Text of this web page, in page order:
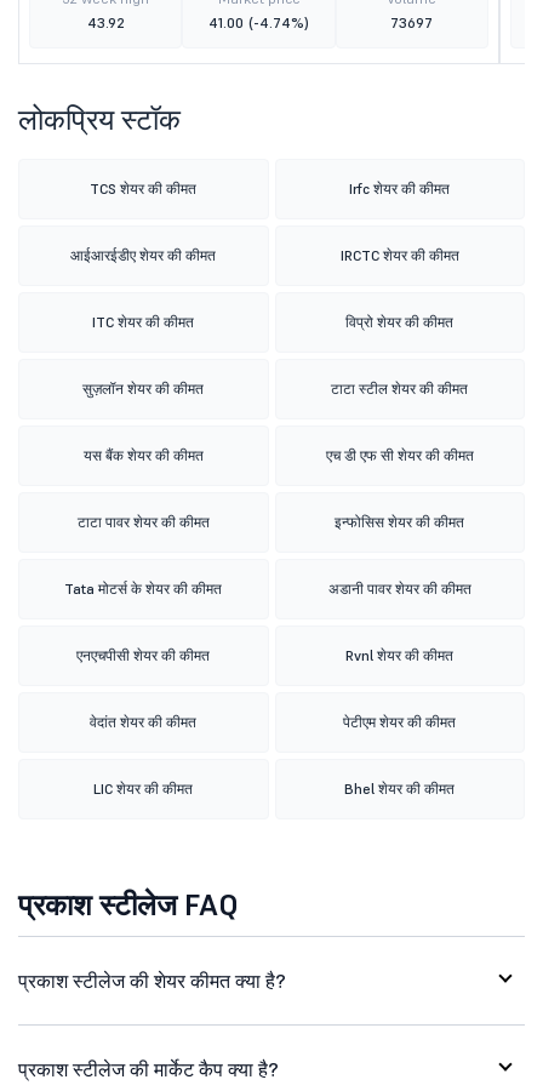
43.92
41.00 (-4.74%)
73697
लोकप्रिय स्टॉक
TCS शेयर की कीमत Irfc शेयर की कीमत
आईआरईडीए शेयर की कीमत IRCTC शेयर की कीमत
ITC शेयर की कीमत विप्रो शेयर की कीमत
सुज़लॉन शेयर की कीमत टाटा स्टील शेयर की कीमत
यस बैंक शेयर की कीमत एच डी एफ सी शेयर की कीमत
टाटा पावर शेयर की कीमत इन्फोसिस शेयर की कीमत
Tata मोटर्स के शेयर की कीमत अडानी पावर शेयर की कीमत
एनएचपीसी शेयर की कीमत Rvnl शेयर की कीमत
वेदांत शेयर की कीमत पेटीएम शेयर की कीमत
LIC शेयर की कीमत Bhel शेयर की कीमत
प्रकाश स्टीलेज FAQ
प्रकाश स्टीलेज की शेयर कीमत क्या है?
प्रकाश स्टीलेज की मार्केट कैप क्या है?